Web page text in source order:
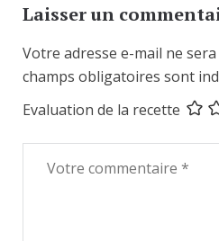
Laisser un
Votre adresse e-mail ne
champs obligatoires sont
Evaluation de la recette